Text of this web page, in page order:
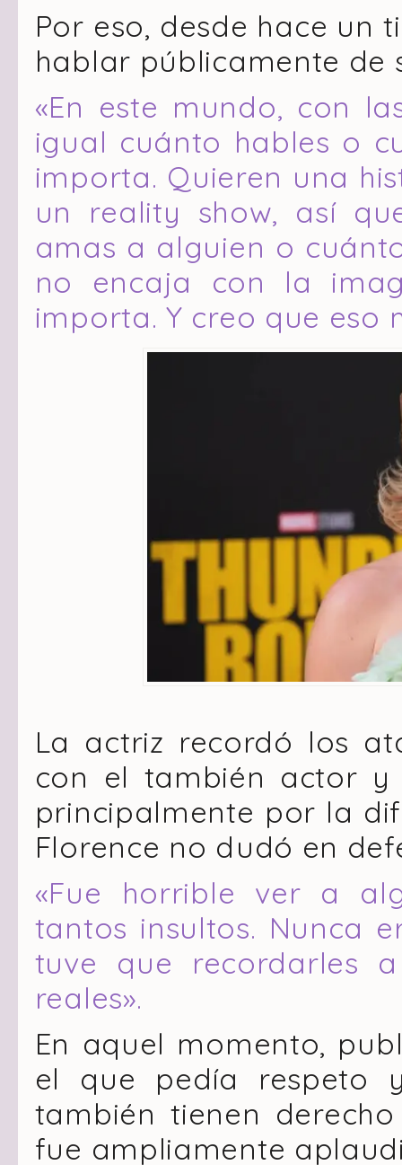
Por eso, desde hace un
hablar públicamente de
«En este mundo, con
igual cuánto hables o
importa. Quieren una
un reality show, así
amas a alguien o
no encaja con la
importa. Y creo que eso
La actriz recordó los
con el también actor
principalmente por la
Florence no dudó en
«Fue horrible ver a
tantos insultos. Nunca
tuve que recordarles
reales».
En aquel momento,
el que pedía respeto
también tienen
fue ampliamente